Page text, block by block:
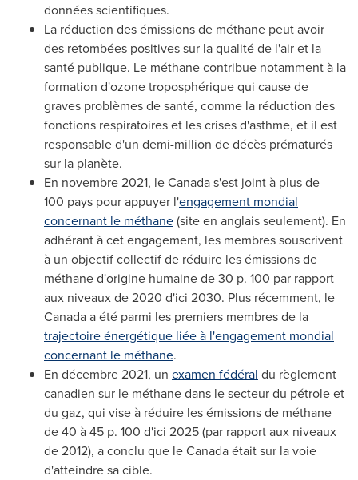
données scientifiques.
La réduction des émissions de méthane peut avoir
des retombées positives sur la qualité de l'air et la
santé publique. Le méthane contribue notamment à la
formation d'ozone troposphérique qui cause de
graves problèmes de santé, comme la réduction des
fonctions respiratoires et les crises d'asthme, et il est
responsable d'un demi-million de décès prématurés
sur la planète.
En novembre 2021, leCanadas'est joint à plus de
100 pays pour appuyer l'engagement mondial
concernant le méthane(site en anglais seulement). En
adhérant à cet engagement, les membres souscrivent
à un objectif collectif de réduire les émissions de
méthane d'origine humaine de 30 p. 100 par rapport
aux niveaux de 2020 d'ici 2030. Plus récemment, le
Canadaa été parmi les premiers membres de la
trajectoire énergétique liée à l'engagement mondial
concernant le méthane.
En décembre 2021, un examen fédéral du règlement
canadien sur le méthane dans le secteur du pétrole et
du gaz, qui vise à réduire les émissions de méthane
de 40 à 45 p. 100 d'ici 2025 (par rapport aux niveaux
de 2012), a conclu que leCanadaétait sur la voie
d'atteindre sa cible.